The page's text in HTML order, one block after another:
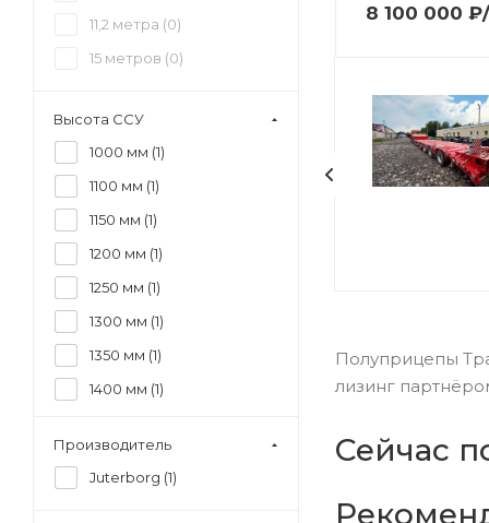
8 100 000 ₽
Полуприцепы
лизинг
Сейчас
11,2 метра (0)
15 метров (0)
Высота ССУ
1000 мм (1)
1100 мм (1)
1150 мм (1)
1200 мм (1)
1250 мм (1)
1300 мм (1)
1350 мм (1)
1400 мм (1)
1500 мм (
0 )
Производитель
Juterborg (1)